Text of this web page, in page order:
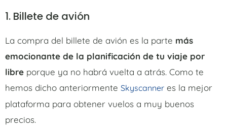
1. Billete de avión
La compra del billete de avión es la parte más
emocionante de la planificación de tu viaje por
libre porque ya no habrá vuelta a atrás. Como te
hemos dicho anteriormente Skyscanner es la mejor
plataforma para obtener vuelos a muy buenos
precios.